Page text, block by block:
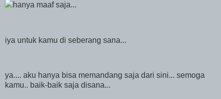
hanya maaf saja...
iya untuk kamu di seberang sana...
ya.... aku hanya bisa memandang saja dari sini... semoga
kamu.. baik-baik saja disana...